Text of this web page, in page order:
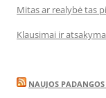
Mitas ar realybė tas
Klausimai ir
NAUJOS